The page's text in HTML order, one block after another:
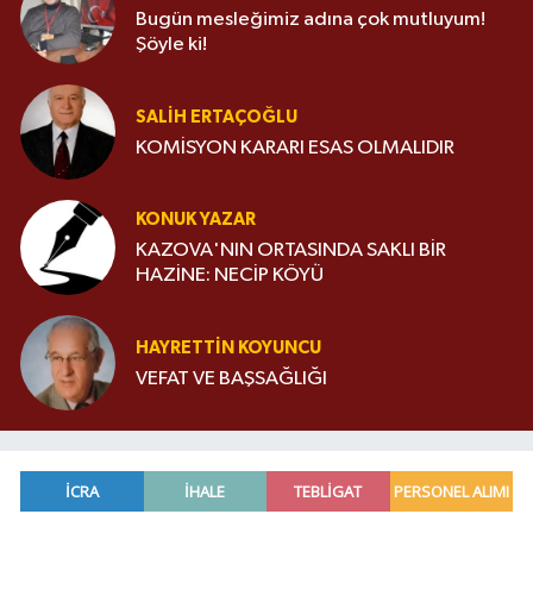
Bugün mesleğimiz adına çok mutluyum!
Şöyle ki!
SALIH ERTAÇOĞLU
KOMİSYON KARARI ESAS OLMALIDIR
KONUK YAZAR
KAZOVA'NIN ORTASINDA SAKLI BİR
HAZİNE: NECİP KÖYÜ
HAYRETTIN KOYUNCU
VEFAT VE BAŞSAĞLIĞI